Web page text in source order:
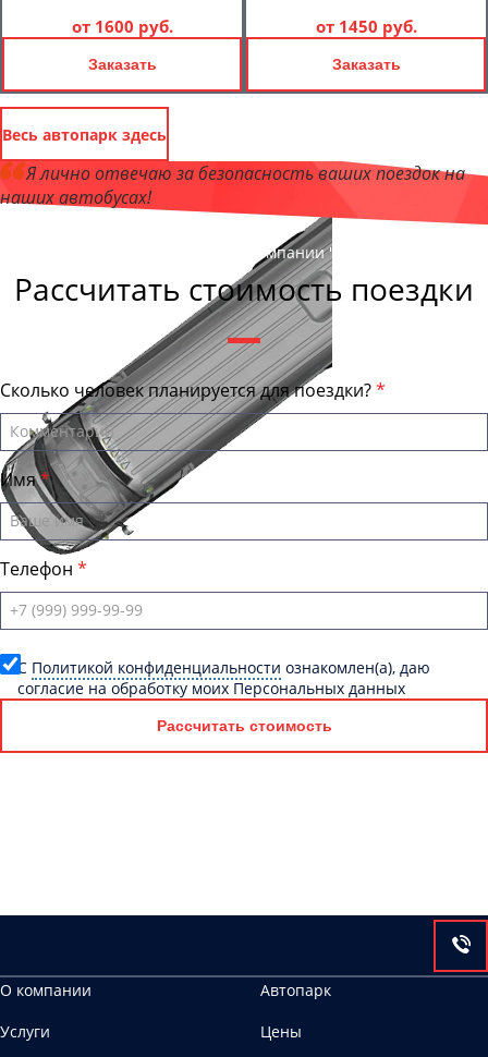
от 1600 руб.
Заказать
от 1450 руб.
Заказать
Весь автопарк здесь
Я лично отвечаю за безопасность ваших поездок на
наших автобусах!
, директор компании "ЛипецкБас"
Рассчитать стоимость поездки
Сколько человек планируется для поездки?
Имя
Телефон
C Политикой конфиденциальности ознакомлен(а), даю
согласие на обработку моих Персональных данных
Рассчитать стоимость
О компании
Автопарк
Услуги
Цены